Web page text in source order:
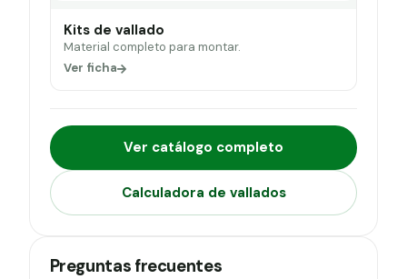
Kits de vallado
Material completo para montar.
Ver ficha
Ver catálogo completo
Calculadora de vallados
Preguntas frecuentes